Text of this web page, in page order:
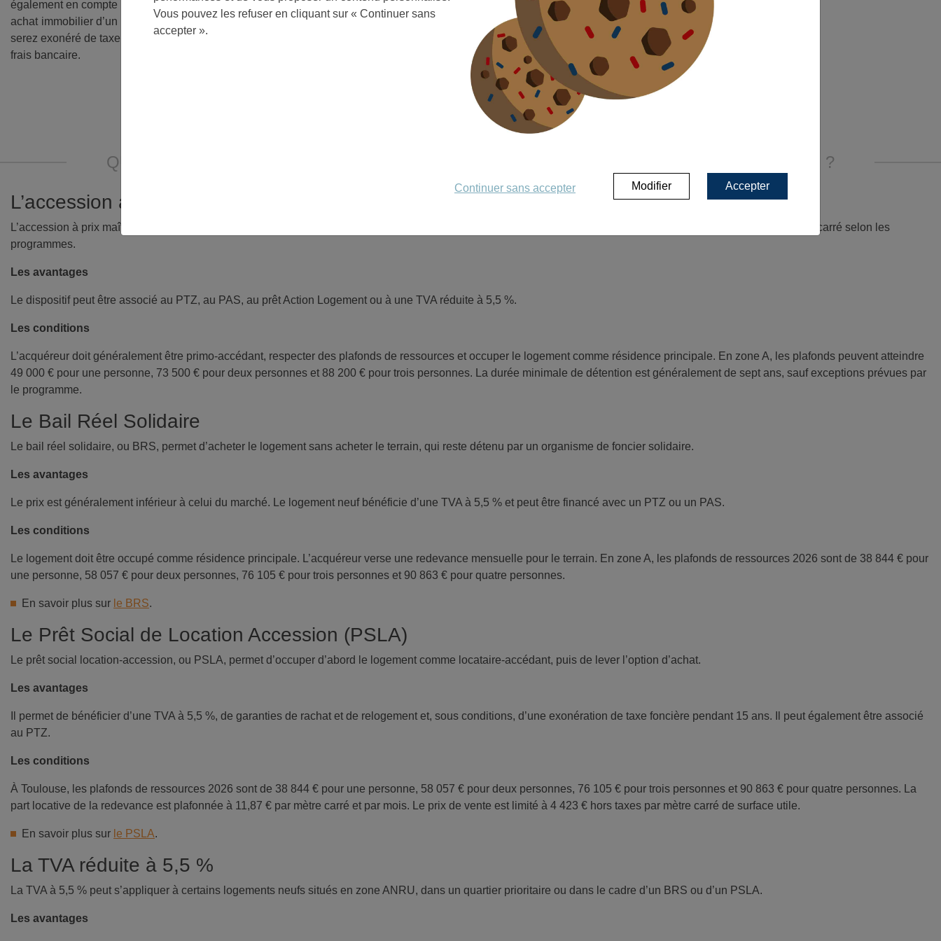
également en compte l’isolation sonore : un immeuble neuf vous donnera un grand confort quand aux bruits de voisinage. L’intérêt pour un
achat immobilier d’un bien neuf est également favorisé par les différents dispositifs financiers et fiscaux. En effet, pendant deux ans, vous
serez exonéré de taxe foncière et de surcroît, si vous êtes primo-accédant, vous pourrez souscrire unprêt à Taux Zéro (PTZ)
sans intérêt ni
frais bancaire.
QUELS SONT LES DISPOSITIFS ET AIDES POUR ACHETER DANS LE NEUF À TOULOUSE ?
L’accession à prix maîtrisé
L’accession à prix maîtrisé permet d’acheter un logement neuf à un prix inférieur au marché libre. À Toulouse, le prix peut être plafonné autour de 3 000 € par mètre carré selon les
programmes.
Les avantages
Le dispositif peut être associé au PTZ, au PAS, au prêt Action Logement ou à une TVA réduite à 5,5 %.
Les conditions
L’acquéreur doit généralement être primo-accédant, respecter des plafonds de ressources et occuper le logement comme résidence principale. En zone A, les plafonds peuvent atteindre
49 000 € pour une personne, 73 500 € pour deux personnes et 88 200 € pour trois personnes. La durée minimale de détention est généralement de sept ans, sauf exceptions prévues par
le programme.
Le Bail Réel Solidaire
Le bail réel solidaire, ou BRS, permet d’acheter le logement sans acheter le terrain, qui reste détenu par un organisme de foncier solidaire.
Les avantages
Le prix est généralement inférieur à celui du marché. Le logement neuf bénéficie d’une TVA à 5,5 % et peut être financé avec un PTZ ou un PAS.
Les conditions
Le logement doit être occupé comme résidence principale. L’acquéreur verse une redevance mensuelle pour le terrain. En zone A, les plafonds de ressources 2026 sont de 38 844 € pour
une personne, 58 057 € pour deux personnes, 76 105 € pour trois personnes et 90 863 € pour quatre personnes.
En savoir plus sur le BRS.
Le Prêt Social de Location Accession (PSLA)
Le prêt social location-accession, ou PSLA, permet d’occuper d’abord le logement comme locataire-accédant, puis de lever l’option d’achat.
Les avantages
Il permet de bénéficier d’une TVA à 5,5 %, de garanties de rachat et de relogement et, sous conditions, d’une exonération de taxe foncière pendant 15 ans. Il peut également être associé
au PTZ.
Les conditions
À Toulouse, les plafonds de ressources 2026 sont de 38 844 € pour une personne, 58 057 € pour deux personnes, 76 105 € pour trois personnes et 90 863 € pour quatre personnes. La
part locative de la redevance est plafonnée à 11,87 € par mètre carré et par mois. Le prix de vente est limité à 4 423 € hors taxes par mètre carré de surface utile.
En savoir plus sur le PSLA.
La TVA réduite à 5,5 %
La TVA à 5,5 % peut s’appliquer à certains logements neufs situés en zone ANRU, dans un quartier prioritaire ou dans le cadre d’un BRS ou d’un PSLA.
Les avantages
Vous pouvez les refuser en cliquant sur « Continuer sans
accepter ».
Continuer sans accepter Modifier Accepter